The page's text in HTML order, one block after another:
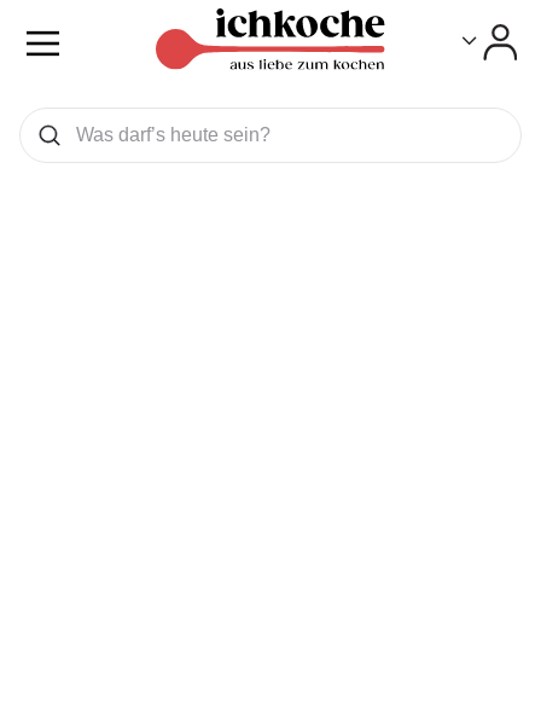
Was wollen Sie suchen
Suchen